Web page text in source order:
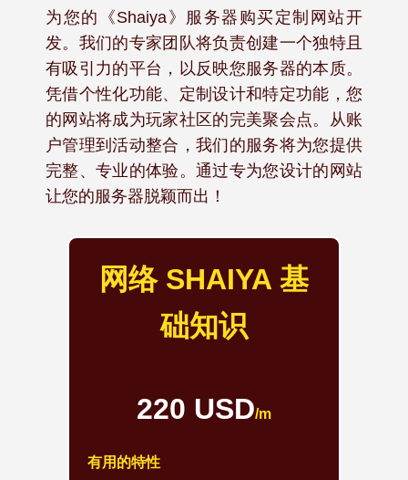
为您的《Shaiya》服务器购买定制网站开
发。我们的专家团队将负责创建一个独特且
有吸引力的平台，以反映您服务器的本质。
凭借个性化功能、定制设计和特定功能，您
的网站将成为玩家社区的完美聚会点。从账
户管理到活动整合，我们的服务将为您提供
完整、专业的体验。通过专为您设计的网站
让您的服务器脱颖而出！
网络 SHAIYA 基
础知识
220 USD/m
有用的特性